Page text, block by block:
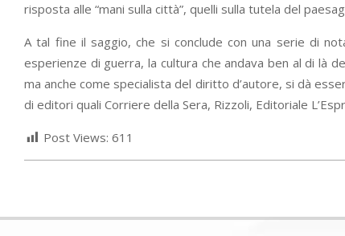
risposta alle “mani sulla città”, quelli sulla tutela del
A tal fine il saggio, che si conclude con una serie di
esperienze di guerra, la cultura che andava ben al di là
ma anche come specialista del diritto d’autore, si dà
di editori quali Corriere della Sera, Rizzoli, Editoriale
Post Views: 611